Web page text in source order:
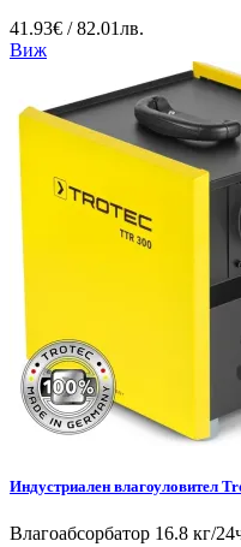
41.93€ / 82.01лв.
Виж
Индустриален влагоуловител
Влагоабсорбатор 16.8 кг/